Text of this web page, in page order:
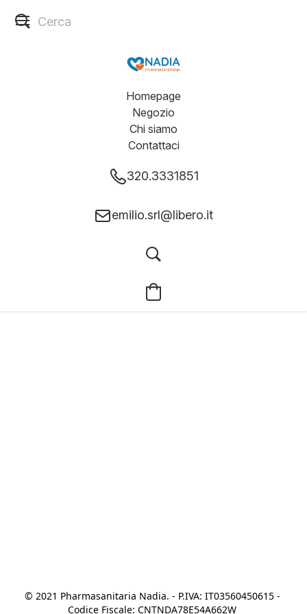
Homepage
Negozio
Chi siamo
Contattaci
320.3331851
emilio.srl@libero.it
© 2021 Pharmasanitaria Nadia. - P.IVA: IT03560450615 -
Codice Fiscale: CNTNDA78E54A662W